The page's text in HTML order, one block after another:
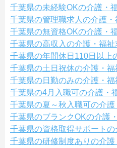
千葉県の未経験OKの介護・
千葉県の管理職求人の介護・
千葉県の無資格OKの介護・
千葉県の高収入の介護・福祉
千葉県の年間休日110日以上
千葉県の土日祝休の介護・福
千葉県の日勤のみの介護・福
千葉県の4月入職可の介護・
千葉県の夏～秋入職可の介護
千葉県のブランクOKの介護
千葉県の資格取得サポートの
千葉県の研修制度ありの介護